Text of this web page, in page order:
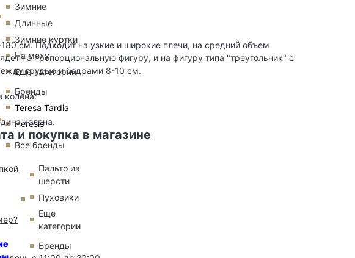
Зимние
Длинные
Зимние куртки
На меху
Еще категории
Бренды
Teresa Tardia
Heresis
Все бренды
Пальто из
шерсти
Пуховики
Еще
категории
Бренды
см. Подходит на узкие и широкие плечи, на средний объем
на пропорциональную фигуру, и на фигуру типа "треугольник" с
грудью и бедрами 8-10 см.
колена.
колена.
и покупка в магазине